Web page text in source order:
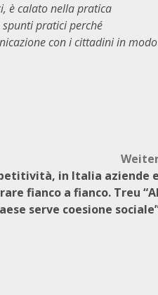
è calato nella pratica
pratici perché
con i cittadini in modo
in Italia aziende e
fianco a fianco. Treu
serve coesione